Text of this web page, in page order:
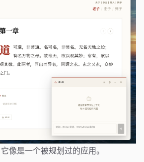
像是一个被规划过的应用。